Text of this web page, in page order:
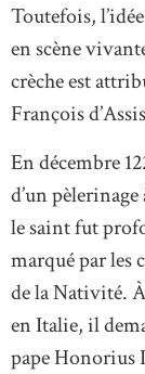
Toutefois,
en scène
crèche est
François
En décembre
d’un
le saint fut
marqué par les
de la Nativité.
en Italie, il
pape Honorius